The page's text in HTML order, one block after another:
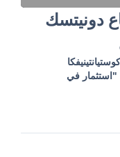
دونيتسك
"استثمار في